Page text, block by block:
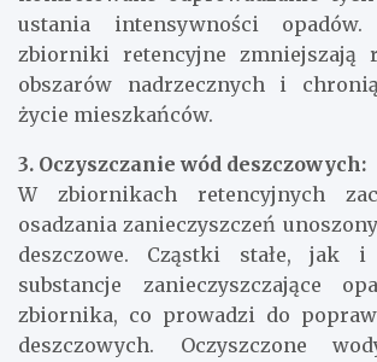
ustania intensywności
zbiorniki retencyjne zmniejszają
obszarów nadrzecznych i
życie mieszkańców.
3. Oczyszczanie wód deszczowych:
W zbiornikach retencyjnych
osadzania zanieczyszczeń
deszczowe. Cząstki stałe, jak i
substancje zanieczyszczające
zbiornika, co prowadzi do
deszczowych. Oczyszczone